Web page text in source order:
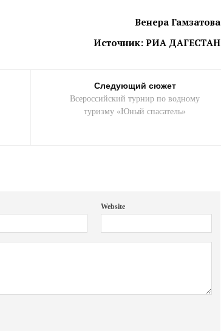
Венера Гамзатова
Источник: РИА ДАГЕСТАН
Следующий сюжет
Всероссийский турнир по водному
туризму «Юный спасатель»
Website